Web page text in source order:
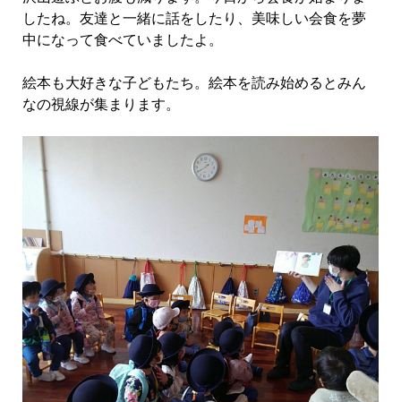
したね。友達と一緒に話をしたり、美味しい会食を夢
中になって食べていましたよ。
絵本も大好きな子どもたち。絵本を読み始めるとみん
なの視線が集まります。